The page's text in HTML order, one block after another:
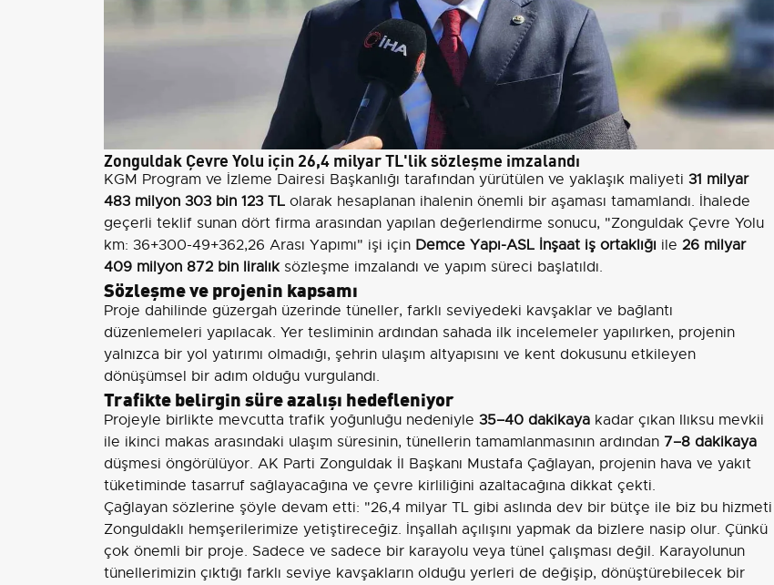
Zonguldak Çevre Yolu için 26,4 milyar TL'lik sözleşme imzalandı
KGM Program ve İzleme Dairesi Başkanlığı tarafından yürütülen ve yaklaşık maliyeti 31 milyar
483 milyon 303 bin 123 TL olarak hesaplanan ihalenin önemli bir aşaması tamamlandı. İhalede
geçerli teklif sunan dört firma arasından yapılan değerlendirme sonucu, "Zonguldak Çevre Yolu
km: 36+300-49+362,26 Arası Yapımı" işi için Demce Yapı-ASL İnşaat iş ortaklığı ile 26 milyar
409 milyon 872 bin liralıksözleşme imzalandı ve yapım süreci başlatıldı.
Sözleşme ve projenin kapsamı
Proje dahilinde güzergah üzerinde tüneller, farklı seviyedeki kavşaklar ve bağlantı
düzenlemeleri yapılacak. Yer tesliminin ardından sahada ilk incelemeler yapılırken, projenin
yalnızca bir yol yatırımı olmadığı, şehrin ulaşım altyapısını ve kent dokusunu etkileyen
dönüşümsel bir adım olduğu vurgulandı.
Trafikte belirgin süre azalışı hedefleniyor
Projeyle birlikte mevcutta trafik yoğunluğu nedeniyle 35–40 dakikaya kadar çıkan Ilıksu mevkii
ile ikinci makas arasındaki ulaşım süresinin, tünellerin tamamlanmasının ardından 7–8 dakikaya
düşmesi öngörülüyor. AK Parti Zonguldak İl Başkanı Mustafa Çağlayan, projenin hava ve yakıt
tüketiminde tasarruf sağlayacağına ve çevre kirliliğini azaltacağına dikkat çekti.
Çağlayan sözlerine şöyle devam etti: "26,4 milyar TL gibi aslında dev bir bütçe ile biz bu hizmeti
Zonguldaklı hemşerilerimize yetiştireceğiz. İnşallah açılışını yapmak da bizlere nasip olur. Çünkü
çok önemli bir proje. Sadece ve sadece bir karayolu veya tünel çalışması değil. Karayolunun
tünellerimizin çıktığı farklı seviye kavşakların olduğu yerleri de değişip, dönüştürebilecek bir